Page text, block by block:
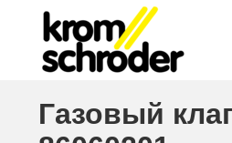
Газовый